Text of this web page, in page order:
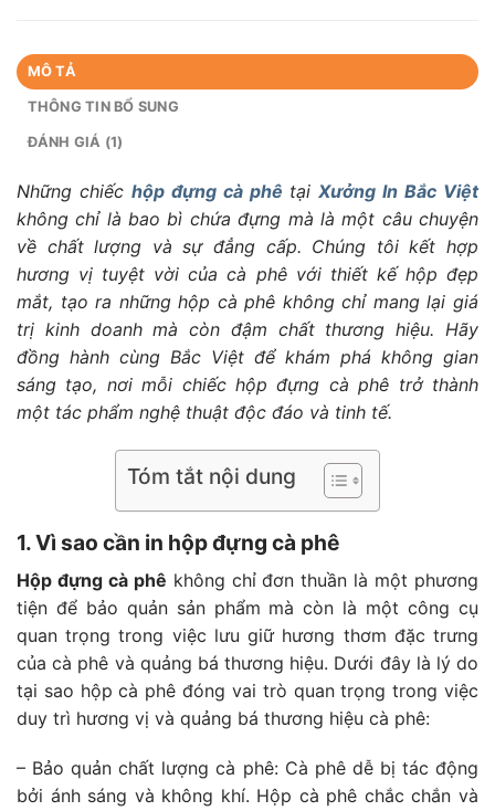
MÔ TẢ
THÔNG TIN BỔ SUNG
ĐÁNH GIÁ (1)
Những chiếc hộp đựng cà phê tạiXưởng In Bắc Việt
không chỉ là bao bì chứa đựng mà là một câu chuyện
về chất lượng và sự đẳng cấp. Chúng tôi kết hợp
hương vị tuyệt vời của cà phê với thiết kế hộp đẹp
mắt, tạo ra những hộp cà phê không chỉ mang lại giá
trị kinh doanh mà còn đậm chất thương hiệu. Hãy
đồng hành cùng Bắc Việt để khám phá không gian
sáng tạo, nơi mỗi chiếc hộp đựng cà phê trở thành
một tác phẩm nghệ thuật độc đáo và tinh tế.
Tóm tắt nội dung
1. Vì sao cần in hộp đựng cà phê
Hộp đựng cà phê không chỉ đơn thuần là một phương
tiện để bảo quản sản phẩm mà còn là một công cụ
quan trọng trong việc lưu giữ hương thơm đặc trưng
của cà phê và quảng bá thương hiệu. Dưới đây là lý do
tại sao hộp cà phê đóng vai trò quan trọng trong việc
duy trì hương vị và quảng bá thương hiệu cà phê:
– Bảo quản chất lượng cà phê: Cà phê dễ bị tác động
bởi ánh sáng và không khí. Hộp cà phê chắc chắn và